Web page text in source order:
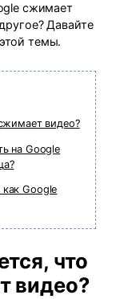
для
UniConverter.
сжимает
Давайте
темы.
видео?
на Google
Google
что
видео?